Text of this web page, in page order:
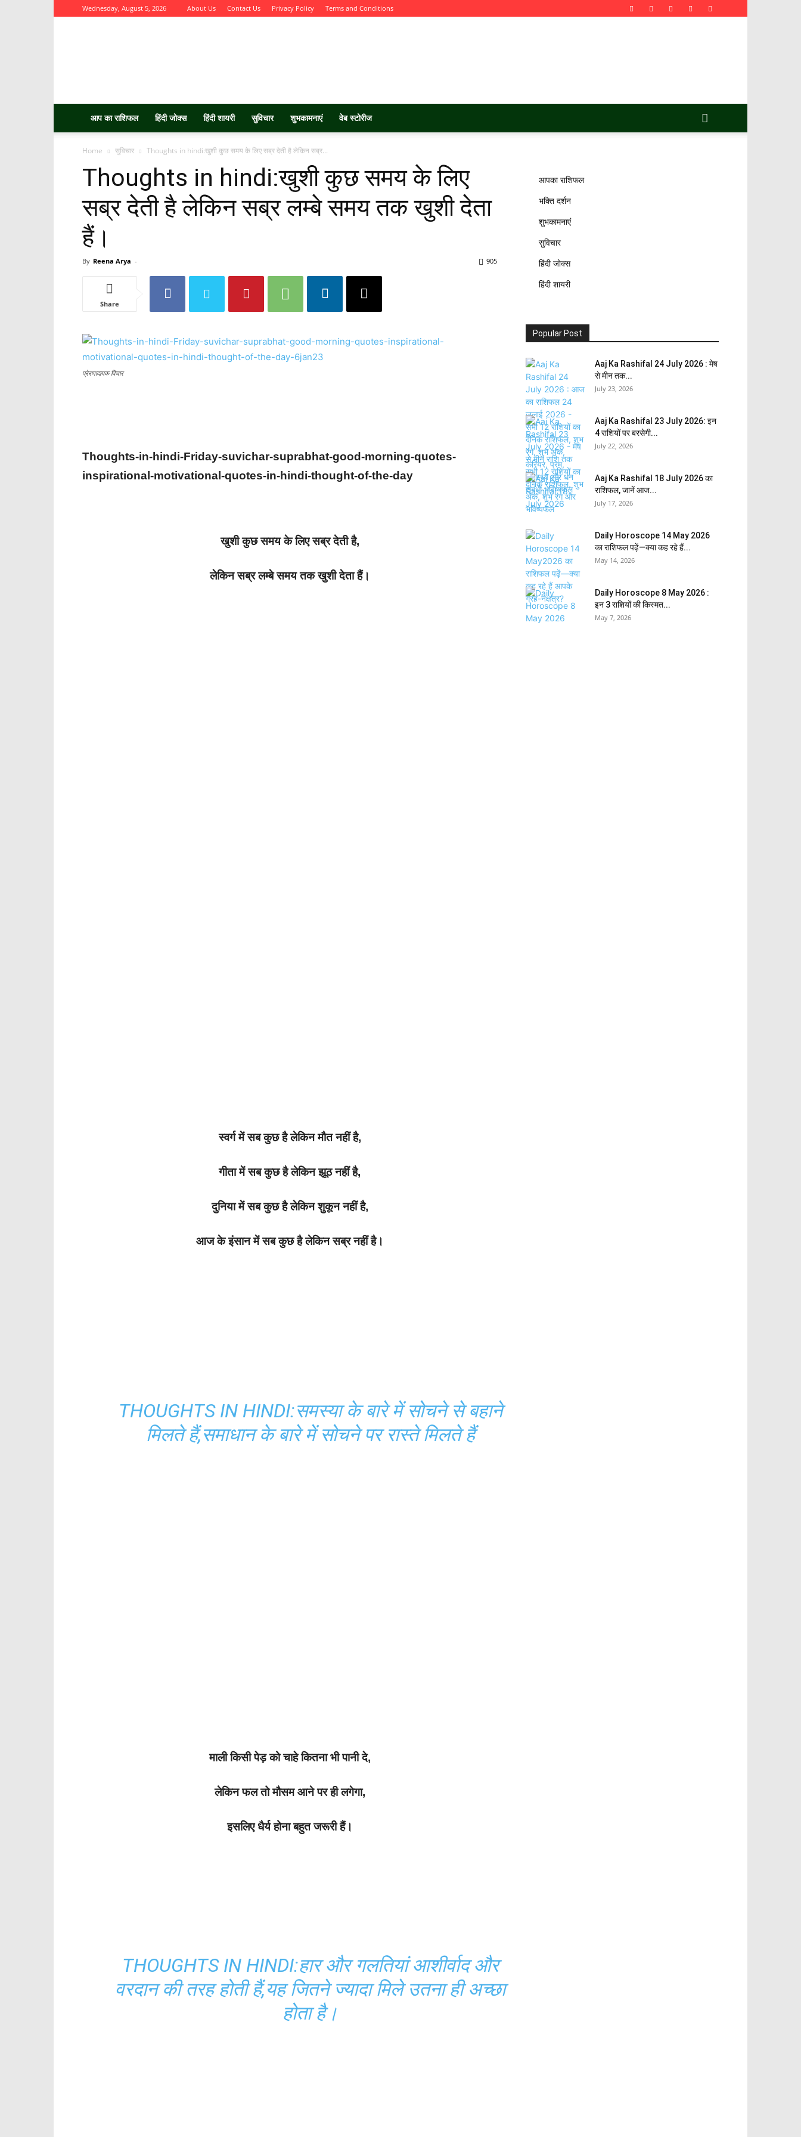
Wednesday, August 5, 2026 About Us Contact Us Privacy Policy Terms and Conditions
आप का राशिफल हिंदी जोक्स हिंदी शायरी सुविचार शुभकामनाएं वेब स्टोरीज
Home सुविचार Thoughts in hindi:खुशी कुछ समय के लिए सब्र देती है लेकिन सब्र...
Thoughts in hindi:खुशी कुछ समय के लिए
सब्र देती है लेकिन सब्र लम्बे समय तक खुशी देता
हैं।
By Reena Arya - 905
Share
प्रेरणादायक विचार
Thoughts-in-hindi-Friday-suvichar-suprabhat-good-morning-quotes-
inspirational-motivational-quotes-in-hindi-thought-of-the-day
खुशी कुछ समय के लिए सब्र देती है,
लेकिन सब्र लम्बे समय तक खुशी देता हैं।
स्वर्ग में सब कुछ है लेकिन मौत नहीं है,
गीता में सब कुछ है लेकिन झूठ नहीं है,
दुनिया में सब कुछ है लेकिन शुकून नहीं है,
आज के इंसान में सब कुछ है लेकिन सब्र नहीं है।
THOUGHTS IN HINDI:समस्या के बारे में सोचने से बहाने
मिलते हैं,समाधान के बारे में सोचने पर रास्ते मिलते हैं
माली किसी पेड़ को चाहे कितना भी पानी दे,
लेकिन फल तो मौसम आने पर ही लगेगा,
इसलिए धैर्य होना बहुत जरूरी हैं।
THOUGHTS IN HINDI:हार और गलतियां आशीर्वाद और
वरदान की तरह होती हैं,यह जितने ज्यादा मिले उतना ही अच्छा
होता है।
आपका राशिफल
भक्ति दर्शन
शुभकामनाएं
सुविचार
हिंदी जोक्स
हिंदी शायरी
Popular Post
Aaj Ka Rashifal 24 July 2026 : मेष
से मीन तक...
July 23, 2026
Aaj Ka Rashifal 23 July 2026: इन
4 राशियों पर बरसेगी...
July 22, 2026
Aaj Ka Rashifal 18 July 2026 का
राशिफल, जानें आज...
July 17, 2026
Daily Horoscope 14 May 2026
का राशिफल पढ़ें—क्या कह रहे हैं...
May 14, 2026
Daily Horoscope 8 May 2026 :
इन 3 राशियों की किस्मत...
May 7, 2026